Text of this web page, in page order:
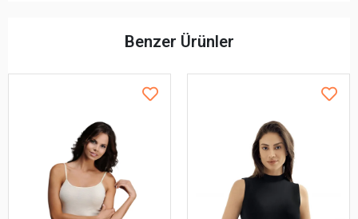
Benzer Ürünler